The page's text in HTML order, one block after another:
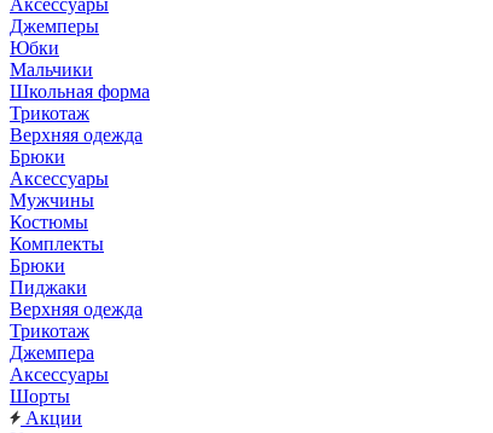
Аксессуары
Джемперы
Юбки
Мальчики
Школьная форма
Трикотаж
Верхняя одежда
Брюки
Аксессуары
Мужчины
Костюмы
Комплекты
Брюки
Пиджаки
Верхняя одежда
Трикотаж
Джемпера
Аксессуары
Шорты
Акции